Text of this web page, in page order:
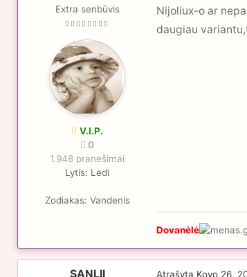
Extra senbūvis
V.I.P.
0
1.948 pranešimai
Lytis: Ledi
Zodiakas: Vandenis
Nijoliux-o ar
daugiau
Dovanėlė
SANLII Atrašyta Kovo 26,